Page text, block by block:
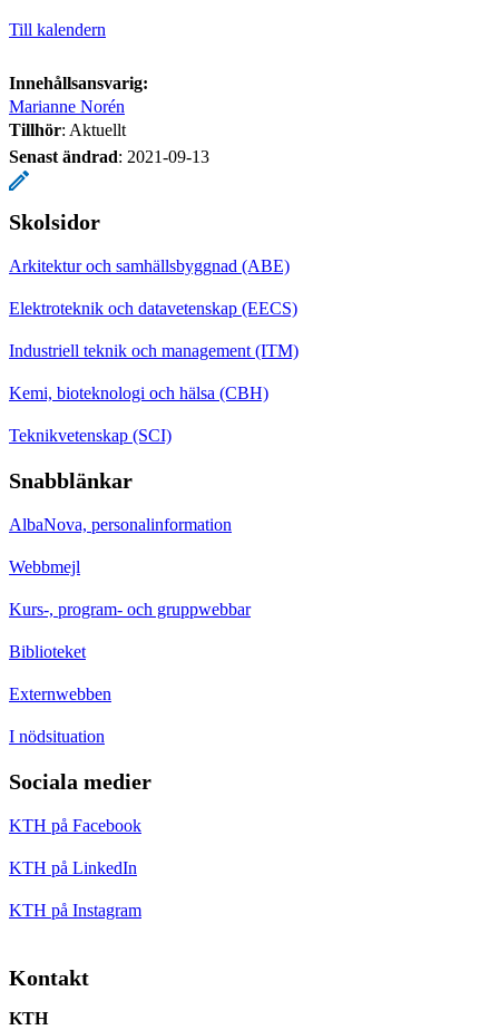
Till kalendern
Innehållsansvarig:
Marianne Norén
Tillhör: Aktuellt
Senast ändrad: 2021-09-13
Skolsidor
Arkitektur och samhällsbyggnad (ABE)
Elektroteknik och datavetenskap (EECS)
Industriell teknik och management (ITM)
Kemi, bioteknologi och hälsa (CBH)
Teknikvetenskap (SCI)
Snabblänkar
AlbaNova, personalinformation
Webbmejl
Kurs-, program- och gruppwebbar
Biblioteket
Externwebben
I nödsituation
Sociala medier
KTH på Facebook
KTH på LinkedIn
KTH på Instagram
Kontakt
KTH